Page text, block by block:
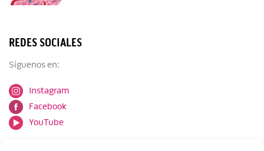
REDES SOCIALES
Síguenos en:
Instagram
Facebook
YouTube